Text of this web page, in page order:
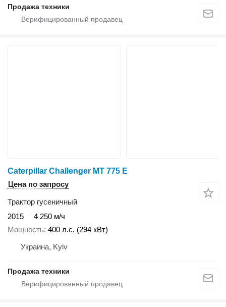
Продажа техники
Caterpillar Challenger MT 775 E
Цена по запросу
Трактор гусеничный
2015
4 250 м/ч
Мощность 400 л.с. (294 кВт)
Украина, Kyiv
Продажа техники